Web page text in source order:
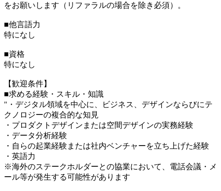
をお願いします（リファラルの場合を除き必須）。
■他言語力
特になし
■資格
特になし
【歓迎条件】
■求める経験・スキル・知識
"・デジタル領域を中心に、ビジネス、デザインならびにテ
クノロジーの複合的な知見
・プロダクトデザインまたは空間デザインの実務経験
・データ分析経験
・自らの起業経験または社内ベンチャーを立ち上げた経験
・英語力
※海外のステークホルダーとの協業において、電話会議・メ
ール等が発生する可能性があります